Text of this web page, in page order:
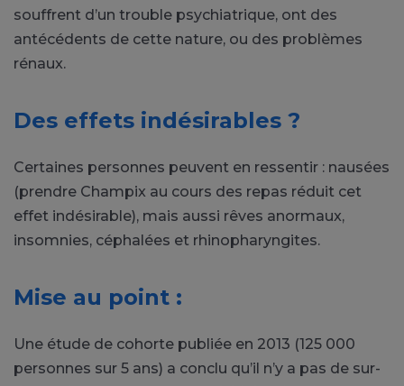
souffrent d’un trouble psychiatrique, ont des
antécédents de cette nature, ou des problèmes
rénaux.
Des effets indésirables ?
Certaines personnes peuvent en ressentir : nausées
(prendre Champix au cours des repas réduit cet
effet indésirable), mais aussi rêves anormaux,
insomnies, céphalées et rhinopharyngites.
Mise au point :
Une étude de cohorte publiée en 2013 (125 000
personnes sur 5 ans) a conclu qu’il n’y a pas de sur-